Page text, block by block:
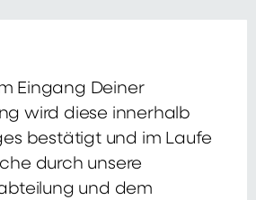
Eingang Deiner
wird diese innerhalb
bestätigt und im Laufe
durch unsere
und dem